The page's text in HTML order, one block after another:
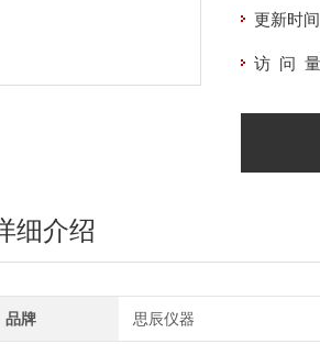
更新时间
访 问 量
细介绍
品牌 思辰仪器